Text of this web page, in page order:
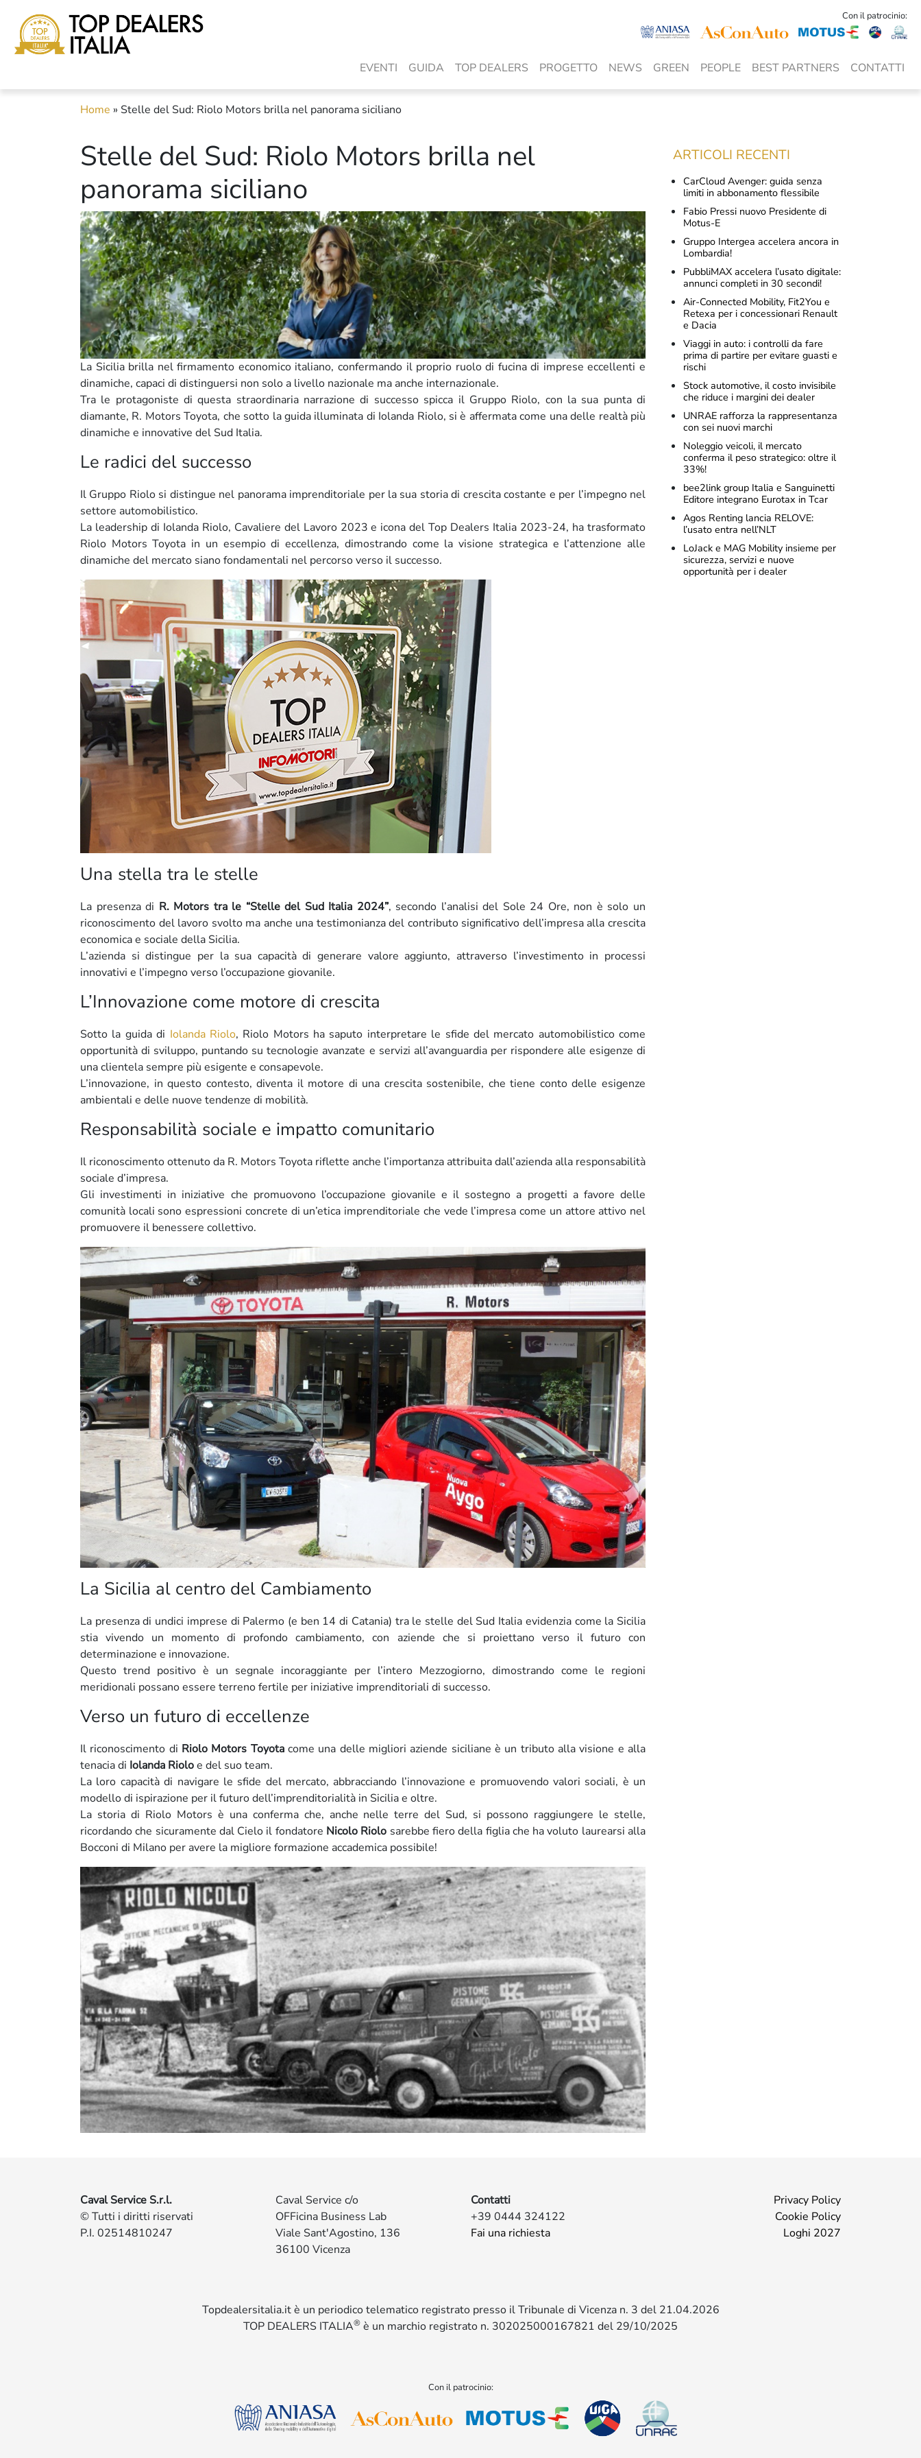
Con il patrocinio:
EVENTI GUIDA TOP DEALERS PROGETTO NEWS GREEN PEOPLE BEST PARTNERS CONTATTI
Home » Stelle del Sud: Riolo Motors brilla nel panorama siciliano
Stelle del Sud: Riolo Motors brilla nel
panorama siciliano
La Sicilia brilla nel firmamento economico italiano, confermando il proprio ruolo di fucina di imprese eccellenti e
dinamiche, capaci di distinguersi non solo a livello nazionale ma anche internazionale.
Tra le protagoniste di questa straordinaria narrazione di successo spicca il Gruppo Riolo, con la sua punta di
diamante, R. Motors Toyota, che sotto la guida illuminata di Iolanda Riolo, si è affermata come una delle realtà più
dinamiche e innovative del Sud Italia.
Le radici del successo
Il Gruppo Riolo si distingue nel panorama imprenditoriale per la sua storia di crescita costante e per l’impegno nel
settore automobilistico.
La leadership di Iolanda Riolo, Cavaliere del Lavoro 2023 e icona del Top Dealers Italia 2023-24, ha trasformato
Riolo Motors Toyota in un esempio di eccellenza, dimostrando come la visione strategica e l’attenzione alle
dinamiche del mercato siano fondamentali nel percorso verso il successo.
Una stella tra le stelle
La presenza di R. Motors tra le “Stelle del Sud Italia 2024”, secondo l’analisi del Sole 24 Ore, non è solo un
riconoscimento del lavoro svolto ma anche una testimonianza del contributo significativo dell’impresa alla crescita
economica e sociale della Sicilia.
L’azienda si distingue per la sua capacità di generare valore aggiunto, attraverso l’investimento in processi
innovativi e l’impegno verso l’occupazione giovanile.
L’Innovazione come motore di crescita
Sotto la guida di Iolanda Riolo, Riolo Motors ha saputo interpretare le sfide del mercato automobilistico come
opportunità di sviluppo, puntando su tecnologie avanzate e servizi all’avanguardia per rispondere alle esigenze di
una clientela sempre più esigente e consapevole.
L’innovazione, in questo contesto, diventa il motore di una crescita sostenibile, che tiene conto delle esigenze
ambientali e delle nuove tendenze di mobilità.
Responsabilità sociale e impatto comunitario
Il riconoscimento ottenuto da R. Motors Toyota riflette anche l’importanza attribuita dall’azienda alla responsabilità
sociale d’impresa.
Gli investimenti in iniziative che promuovono l’occupazione giovanile e il sostegno a progetti a favore delle
comunità locali sono espressioni concrete di un’etica imprenditoriale che vede l’impresa come un attore attivo nel
promuovere il benessere collettivo.
La Sicilia al centro del Cambiamento
La presenza di undici imprese di Palermo (e ben 14 di Catania) tra le stelle del Sud Italia evidenzia come la Sicilia
stia vivendo un momento di profondo cambiamento, con aziende che si proiettano verso il futuro con
determinazione e innovazione.
Questo trend positivo è un segnale incoraggiante per l’intero Mezzogiorno, dimostrando come le regioni
meridionali possano essere terreno fertile per iniziative imprenditoriali di successo.
Verso un futuro di eccellenze
Il riconoscimento di Riolo Motors Toyotacome una delle migliori aziende siciliane è un tributo alla visione e alla
tenacia di Iolanda Rioloe del suo team.
La loro capacità di navigare le sfide del mercato, abbracciando l’innovazione e promuovendo valori sociali, è un
modello di ispirazione per il futuro dell’imprenditorialità in Sicilia e oltre.
La storia di Riolo Motors è una conferma che, anche nelle terre del Sud, si possono raggiungere le stelle,
ricordando che sicuramente dal Cielo il fondatore Nicolo Riolo sarebbe fiero della figlia che ha voluto laurearsi alla
Bocconi di Milano per avere la migliore formazione accademica possibile!
ARTICOLI RECENTI
CarCloud Avenger: guida senza
limiti in abbonamento flessibile
Fabio Pressi nuovo Presidente di
Motus-E
Gruppo Intergea accelera ancora in
Lombardia!
PubbliMAX accelera l’usato digitale:
annunci completi in 30 secondi!
Air-Connected Mobility, Fit2You e
Retexa per i concessionari Renault
e Dacia
Viaggi in auto: i controlli da fare
prima di partire per evitare guasti e
rischi
Stock automotive, il costo invisibile
che riduce i margini dei dealer
UNRAE rafforza la rappresentanza
con sei nuovi marchi
Noleggio veicoli, il mercato
conferma il peso strategico: oltre il
33%!
bee2link group Italia e Sanguinetti
Editore integrano Eurotax in Tcar
Agos Renting lancia RELOVE:
l’usato entra nell’NLT
LoJack e MAG Mobility insieme per
sicurezza, servizi e nuove
opportunità per i dealer
Caval Service S.r.l.
© Tutti i diritti riservati
P.I. 02514810247
Caval Service c/o
OFFicina Business Lab
Viale Sant'Agostino, 136
36100 Vicenza
Contatti
+39 0444 324122
Fai una richiesta
Privacy Policy
Cookie Policy
Loghi 2027
Topdealersitalia.it è un periodico telematico registrato presso il Tribunale di Vicenza n. 3 del 21.04.2026
TOP DEALERS ITALIA® è un marchio registrato n. 302025000167821 del 29/10/2025
Con il patrocinio: